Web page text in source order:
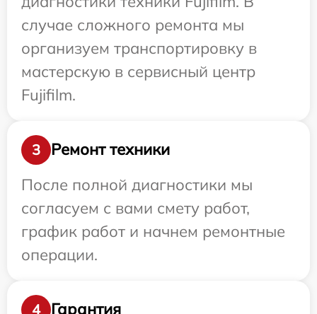
случае сложного ремонта мы
организуем транспортировку в
мастерскую в сервисный центр
Fujifilm.
3
Ремонт техники
После полной диагностики мы
согласуем с вами смету работ,
график работ и начнем ремонтные
операции.
4
Гарантия